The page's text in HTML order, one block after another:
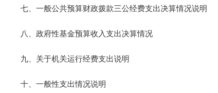
七、一般公共预算财政拨款三公经费支出决算情况说明
八、政府性基金预算收入支出决算情况
九、关于机关运行经费支出说明
十、一般性支出情况说明